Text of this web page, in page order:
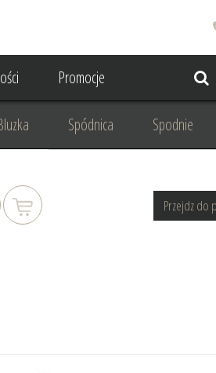
Promocje
Spódnica Spodnie
Projektowanie/ Stylizacja
Przejdz do